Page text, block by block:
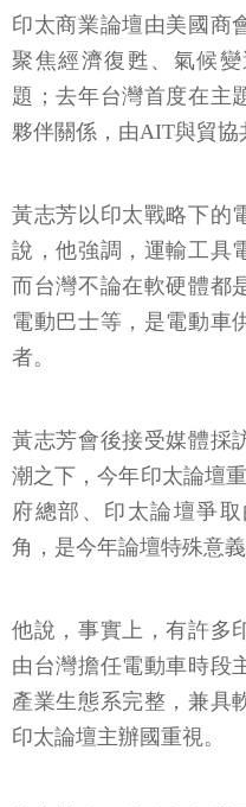
印太商業論壇由美國商
聚焦經濟復甦、氣候
題；去年台灣首度在主
夥伴關係，由AIT與貿協
黃志芳以印太戰略下的
說，他強調，運輸工具
而台灣不論在軟硬體都
電動巴士等，是電動車
者。
黃志芳會後接受媒體採
潮之下，今年印太論壇
府總部、印太論壇爭
角，是今年論壇特殊意義
他說，事實上，有許多
由台灣擔任電動車時段
產業生態系完整，兼具
印太論壇主辦國重視。